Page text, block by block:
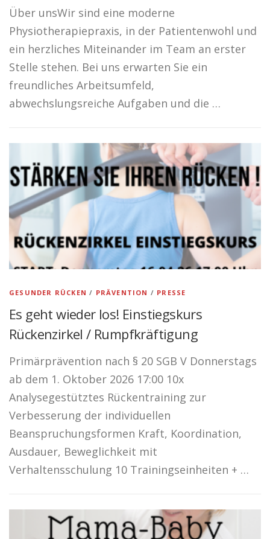
Über unsWir sind eine moderne
Physiotherapiepraxis, in der Patientenwohl und
ein herzliches Miteinander im Team an erster
Stelle stehen. Bei uns erwarten Sie ein
freundliches Arbeitsumfeld,
abwechslungsreiche Aufgaben und die …
GESUNDER RÜCKEN / PRÄVENTION / PRESSE
Es geht wieder los! Einstiegskurs
Rückenzirkel / Rumpfkräftigung
Primärprävention nach § 20 SGB V Donnerstags
ab dem 1. Oktober 2026 17:00 10x
Analysegestütztes Rückentraining zur
Verbesserung der individuellen
Beanspruchungsformen Kraft, Koordination,
Ausdauer, Beweglichkeit mit
Verhaltensschulung 10 Trainingseinheiten + …